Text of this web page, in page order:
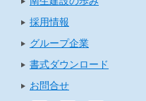
採用情報
グループ企業
書式ダウンロード
お問合せ